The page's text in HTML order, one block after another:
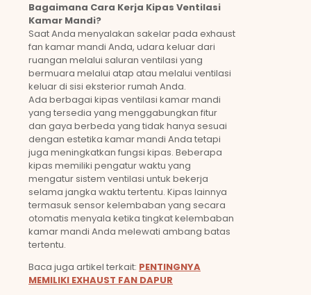
Bagaimana Cara Kerja Kipas Ventilasi
Kamar Mandi?
Saat Anda menyalakan sakelar pada exhaust
fan kamar mandi Anda, udara keluar dari
ruangan melalui saluran ventilasi yang
bermuara melalui atap atau melalui ventilasi
keluar di sisi eksterior rumah Anda.
Ada berbagai kipas ventilasi kamar mandi
yang tersedia yang menggabungkan fitur
dan gaya berbeda yang tidak hanya sesuai
dengan estetika kamar mandi Anda tetapi
juga meningkatkan fungsi kipas. Beberapa
kipas memiliki pengatur waktu yang
mengatur sistem ventilasi untuk bekerja
selama jangka waktu tertentu. Kipas lainnya
termasuk sensor kelembaban yang secara
otomatis menyala ketika tingkat kelembaban
kamar mandi Anda melewati ambang batas
tertentu.
Baca juga artikel terkait: PENTINGNYA
MEMILIKI EXHAUST FAN DAPUR